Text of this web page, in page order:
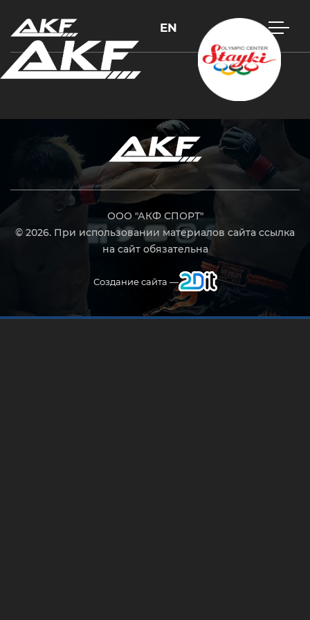
EN
ООО "АКФ СПОРТ"
© 2026. При использовании материалов сайта ссылка
на сайт обязательна
Создание сайта —
Нажмите Enter для поиска или Esc, чтобы закрыть